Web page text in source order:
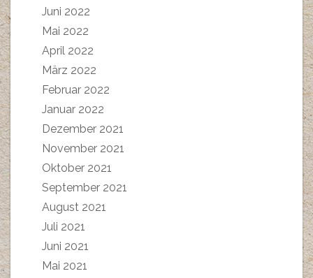
Juni 2022
Mai 2022
April 2022
März 2022
Februar 2022
Januar 2022
Dezember 2021
November 2021
Oktober 2021
September 2021
August 2021
Juli 2021
Juni 2021
Mai 2021